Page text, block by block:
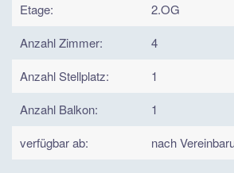
Etage:
2.OG
Anzahl Zimmer:
4
Anzahl Stellplatz:
1
Anzahl Balkon:
1
verfügbar ab:
nach